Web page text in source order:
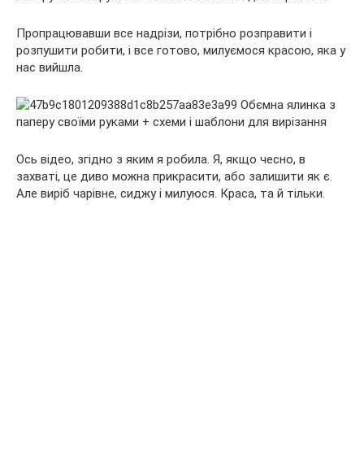
Пропрацювавши все надрізи, потрібно розправити і
розпушити робити, і все готово, милуємося красою, яка у
нас вийшла.
Ось відео, згідно з яким я робила. Я, якщо чесно, в
захваті, це диво можна прикрасити, або залишити як є.
Але виріб чарівне, сиджу і милуюся. Краса, та й тільки.